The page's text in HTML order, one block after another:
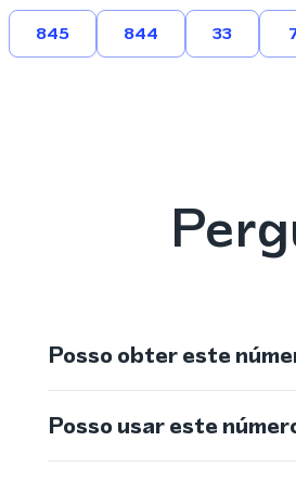
845 844 33
Posso obter este
Posso usar este